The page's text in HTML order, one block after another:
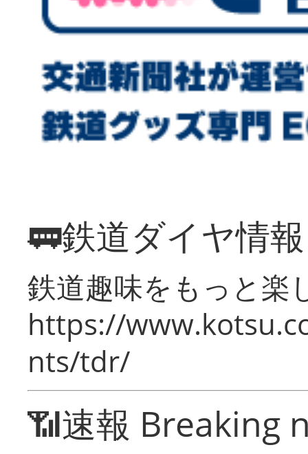
🚃鉄道ダイヤ情
鉄道趣味をもっと楽
https://
nts/tdr/
📶速報 Breaking